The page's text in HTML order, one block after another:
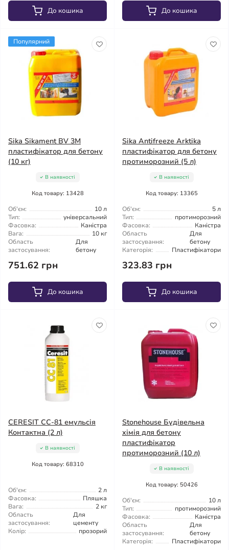
До кошика До кошика
Популярний
Sika Sikament BV 3M
пластифікатор для бетону
(10 кг)
В наявності
Код товару: 13428
Об'єм:
10 л
Тип:
універсальний
Фасовка:
Каністра
Вага:
10 кг
Область
застосування:
Для
бетону
751.62 грн
До кошика
Sika Antifreeze Arktika
пластифікатор для бетону
протиморозний (5 л)
В наявності
Код товару: 13365
Об'єм:
5 л
Тип:
протиморозний
Фасовка:
Каністра
Область
застосування:
Для
бетону
Категорія:
Пластифікатори
323.83 грн
До кошика
CERESIT CC-81 емульсія
Контактна (2 л)
В наявності
Код товару: 68310
Об'єм:
2 л
Фасовка:
Пляшка
Вага:
2 кг
Область
застосування:
Для
цементу
Колір:
прозорий
Stonehouse Будівельна
хімія для бетону
пластифікатор
протиморозний (10 л)
В наявності
Код товару: 50426
Об'єм:
10 л
Тип:
протиморозний
Фасовка:
Каністра
Область
застосування:
Для
бетону
Категорія:
Пластифікатори